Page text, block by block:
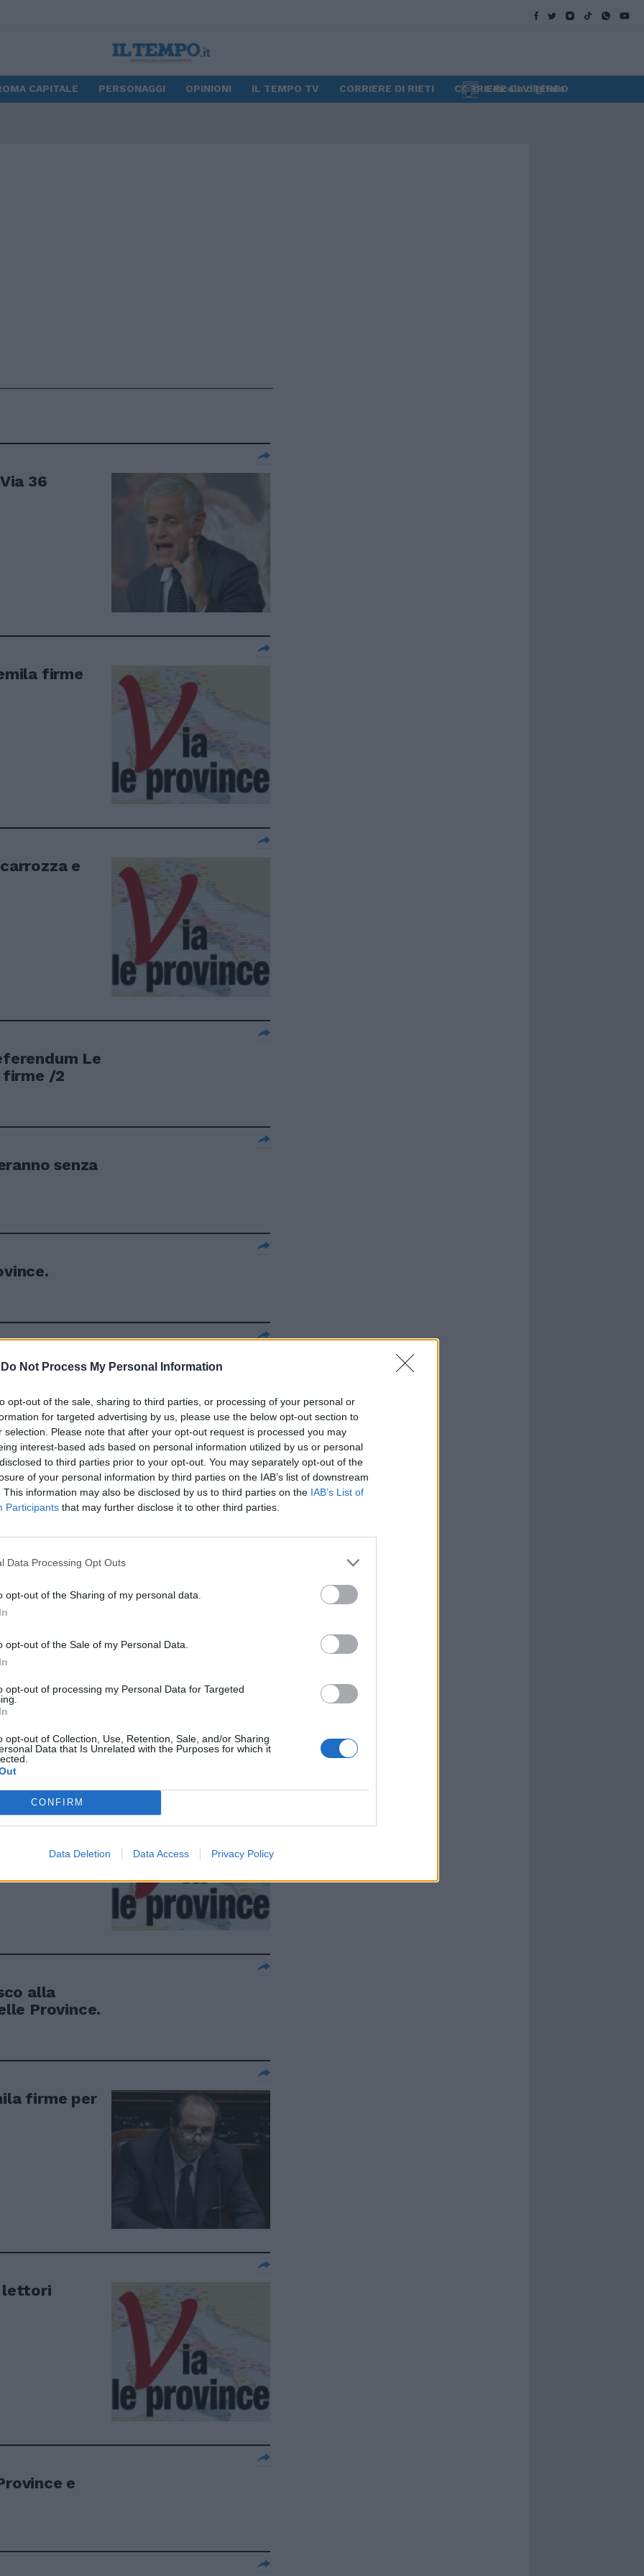
Do Not Process My Personal Information
opt-out of the sale, sharing to third parties, or processing of your personal or
for targeted advertising by us, please use the below opt-out section to
selection. Please note that after your opt-out request is processed you may
interest-based ads based on personal information utilized by us or personal
to third parties prior to your opt-out. You may separately opt-out of the
of your personal information by third parties on the IAB’s list of downstream
This information may also be disclosed by us to third parties on the IAB’s List of
Participants that may further disclose it to other third parties.
Data Processing Opt Outs
opt-out of the Sharing of my personal data.
opt-out of the Sale of my Personal Data.
opt-out of processing my Personal Data for Targeted
opt-out of Collection, Use, Retention, Sale, and/or Sharing
Data that Is Unrelated with the Purposes for which it
CONFIRM
Data Deletion Data Access Privacy Policy
CAPITALE PERSONAGGI OPINIONI IL TEMPO TV CORRIERE DI RIETI CORRIERE DI VITERBO
Edicola digitale
36
firme
e
Le
firme /2
senza
in
le
e tutti
elezioni
metà
d'oro
alla
Province.
firme per
lettori
e